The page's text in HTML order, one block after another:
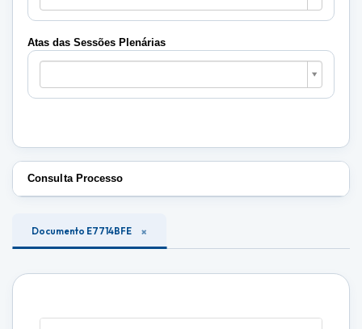
Sessões
Plenárias
Atas das Sessões Plenárias
Atas
Sessões
Plenárias
Consulta Processo
Documento E7714BFE